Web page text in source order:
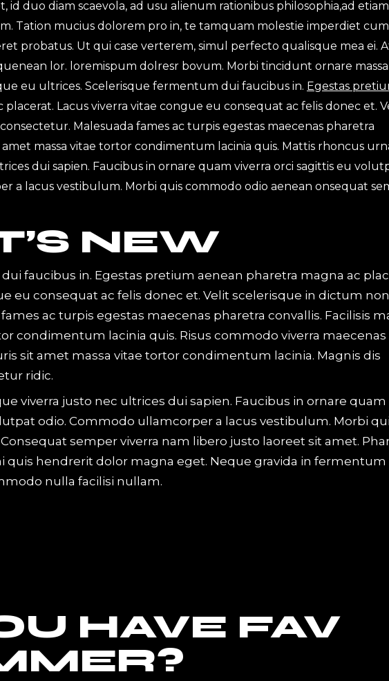
id duo diam scaevola, ad usu alienum rationibus philosophia,ad etiam
Tation mucius dolorem pro in, te tamquam molestie imperdiet
probatus. Ut qui case verterem, simul perfecto qualisque mea ei.
lor. loremispum dolresr bovum. Morbi tincidunt ornare
eu ultrices. Scelerisque fermentum dui faucibus in. Egestas
placerat. Lacus viverra vitae congue eu consequat ac felis donec et.
Malesuada fames ac turpis egestas maecenas pharetra
amet massa vitae tortor condimentum lacinia quis. Mattis rhoncus
dui sapien. Faucibus in ornare quam viverra orci sagittis eu
a lacus vestibulum. Morbi quis commodo odio aenean onsequat
NEW
faucibus in. Egestas pretium aenean pharetra magna ac
eu consequat ac felis donec et. Velit scelerisque in dictum non
ac turpis egestas maecenas pharetra convallis. Facilisis
condimentum lacinia quis. Risus commodo viverra maecenas
sit amet massa vitae tortor condimentum lacinia. Magnis dis
ridic.
viverra justo nec ultrices dui sapien. Faucibus in ornare quam
odio. Commodo ullamcorper a lacus vestibulum. Morbi
semper viverra nam libero justo laoreet sit amet.
quis hendrerit dolor magna eget. Neque gravida in fermentum
nulla facilisi nullam.
HAVE FAV